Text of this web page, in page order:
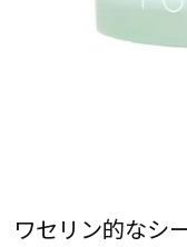
ワセリン的なシ